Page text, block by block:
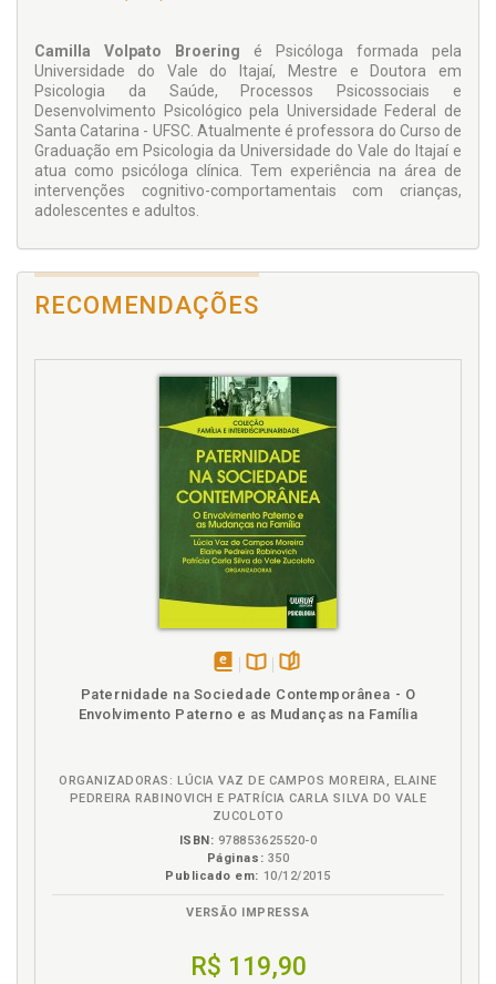
Assim, este livro tem o objetivo de preparar a criança para o
procedimento cirúrgico ao qual será submetida, de modo a
permitir que ela tenha informações sobre o procedimento
previamente, por meio de um recurso lúdico que promova
reflexões e esclarecimentos que possam diminuir a
ansiedade frente ao desconhecido.
Camilla Volpato Broering é Psicóloga formada pela
Universidade do Vale do Itajaí, Mestre e Doutora em
Psicologia da Saúde, Processos Psicossociais e
Desenvolvimento Psicológico pela Universidade Federal de
Santa Catarina - UFSC. Atualmente é professora do Curso de
Graduação em Psicologia da Universidade do Vale do Itajaí e
atua como psicóloga clínica. Tem experiência na área de
intervenções cognitivo-comportamentais com crianças,
adolescentes e adultos.
RECOMENDAÇÕES
Paternidade na Sociedade Contemporânea - O
Envolvimento Paterno e as Mudanças na Família
ORGANIZADORAS: LÚCIA VAZ DE CAMPOS MOREIRA, ELAINE
PEDREIRA RABINOVICH E PATRÍCIA CARLA SILVA DO VALE
ZUCOLOTO
ISBN: 978853625520-0
Páginas: 350
Publicado em: 10/12/2015
VERSÃO IMPRESSA
R$ 119,90